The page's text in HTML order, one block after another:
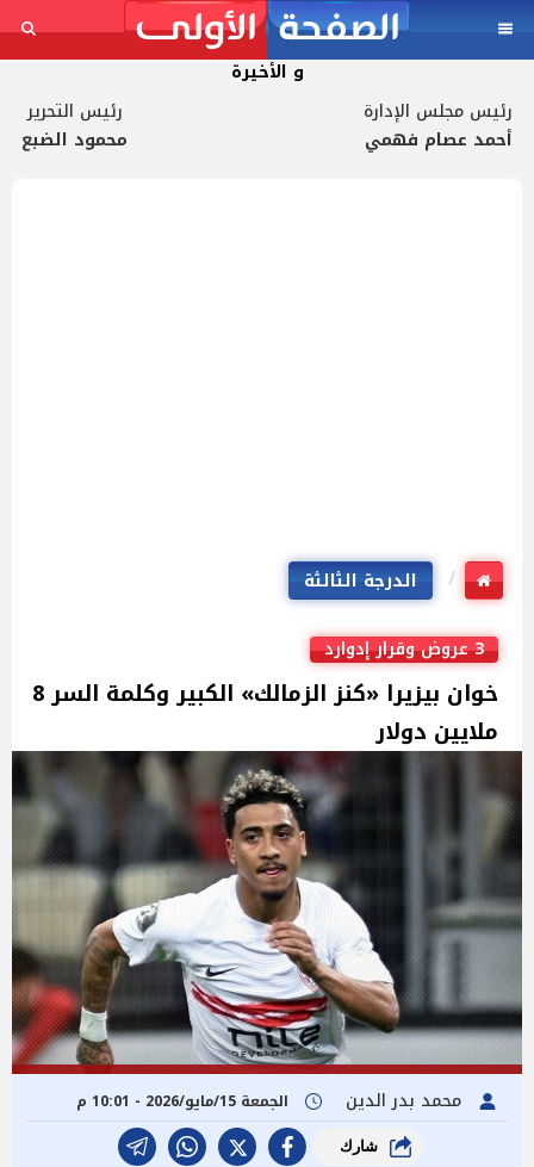
و الأخيرة
رئيس مجلس الإدارة
أحمد عصام فهمي
رئيس التحرير
محمود الضبع
الدرجة الثالثة
3 عروض وقرار إدوارد
خوان بيزيرا «كنز الزمالك» الكبير وكلمة السر 8
ملايين دولار
محمد بدر الدين الجمعة 15/مايو/2026 - 10:01 م
شارك